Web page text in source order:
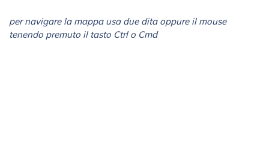
per navigare la mappa usa due dita oppure il mouse
tenendo premuto il tasto Ctrl o Cmd